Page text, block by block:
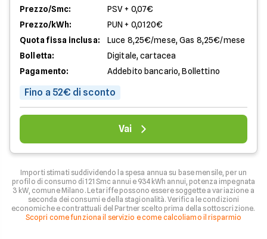
Prezzo/Smc:
PSV + 0,07€
Prezzo/kWh:
PUN + 0,0120€
Quota fissa inclusa:
Luce 8,25€/mese, Gas 8,25€/mese
Bolletta:
Digitale, cartacea
Pagamento:
Addebito bancario, Bollettino
Fino a 52€ di sconto
Vai
Importi stimati suddividendo la spesa annua su base mensile, per un
profilo di consumo di 121 Smc annui e 934 kWh annui, potenza impegnata
3 kW, comune Milano. Le tariffe possono essere soggette a variazione a
seconda dei consumi e della stagionalità. Verifica le condizioni
economiche e contrattuali del Partner scelto prima della sottoscrizione.
Scopri come funziona il servizio e come calcoliamo il risparmio